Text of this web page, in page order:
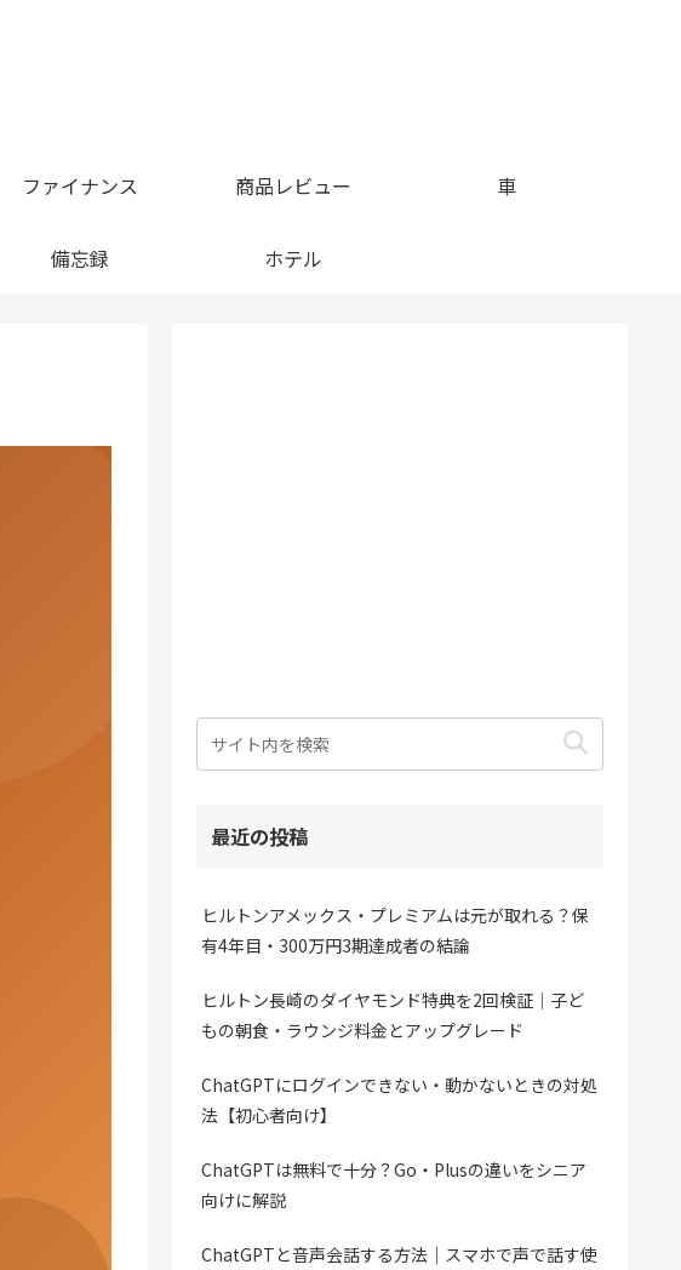
ファイナンス 商品レビュー 車
備忘録 ホテル
最近の投稿
ヒルトンアメックス・プレミアムは元が取れる？保
有4年目・300万円3期達成者の結論
ヒルトン長崎のダイヤモンド特典を2回検証｜子ど
もの朝食・ラウンジ料金とアップグレード
ChatGPTにログインできない・動かないときの対処
法【初心者向け】
ChatGPTは無料で十分？Go・Plusの違いをシニア
向けに解説
ChatGPTと音声会話する方法｜スマホで声で話す使